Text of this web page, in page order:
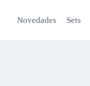
Novedades Sets